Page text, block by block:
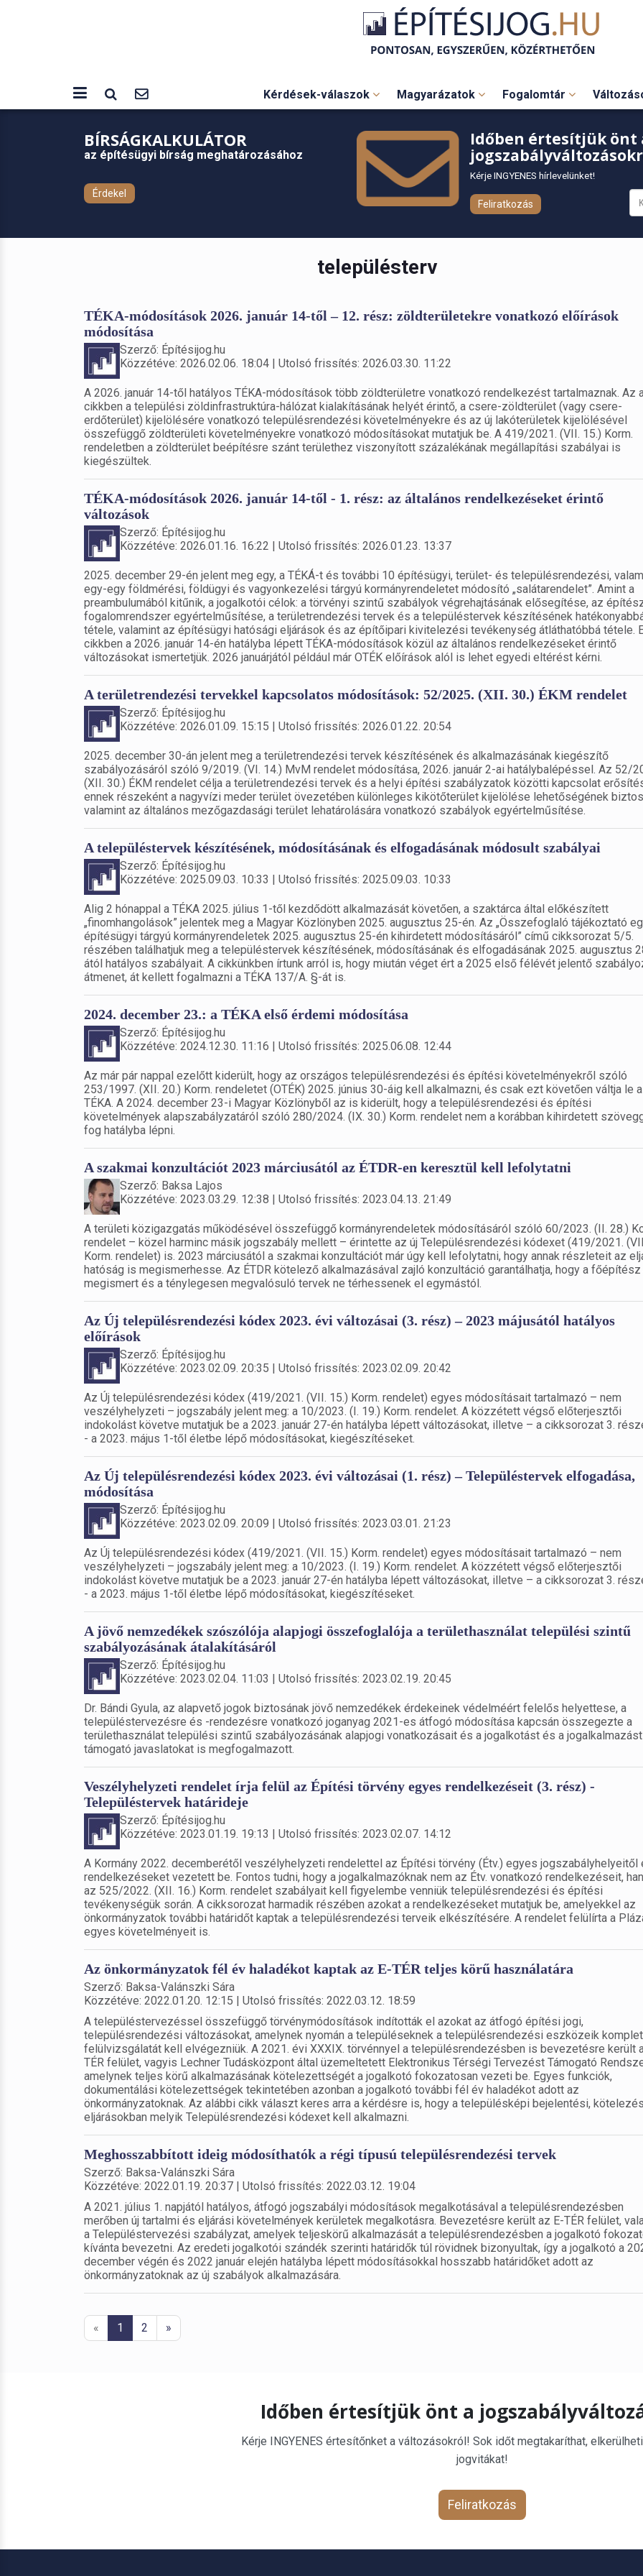
Kérdések-válaszok Magyarázatok Fogalomtár
BÍRSÁGKALKULÁTOR
az építésügyi bírság meghatározásához
Érdekel
Időben értesítjük önt
Kérje INGYENES hírlevelünket!
Feliratkozás
településterv
TÉKA-módosítások 2026. január 14-től – 12. rész: zöldterületekre vonatkozó előírások
módosítása
Szerző: Építésijog.hu
Közzétéve: 2026.02.06. 18:04 | Utolsó frissítés: 2026.03.30. 11:22
A 2026. január 14-től hatályos TÉKA-módosítások több zöldterületre vonatkozó rendelkezést tartalmaznak. Az
cikkben a települési zöldinfrastruktúra-hálózat kialakításának helyét érintő, a csere-zöldterület (vagy csere-
erdőterület) kijelölésére vonatkozó településrendezési követelményekre és az új lakóterületek kijelölésével
összefüggő zöldterületi követelményekre vonatkozó módosításokat mutatjuk be. A 419/2021. (VII. 15.) Korm.
rendeletben a zöldterület beépítésre szánt területhez viszonyított százalékának megállapítási szabályai is
kiegészültek.
TÉKA-módosítások 2026. január 14-től - 1. rész: az általános rendelkezéseket érintő
változások
Szerző: Építésijog.hu
Közzétéve: 2026.01.16. 16:22 | Utolsó frissítés: 2026.01.23. 13:37
2025. december 29-én jelent meg egy, a TÉKÁ-t és további 10 építésügyi, terület- és településrendezési,
egy-egy földmérési, földügyi és vagyonkezelési tárgyú kormányrendeletet módosító „salátarendelet”. Amint a
preambulumából kitűnik, a jogalkotói célok: a törvényi szintű szabályok végrehajtásának elősegítése, az
fogalomrendszer egyértelműsítése, a területrendezési tervek és a településtervek készítésének
tétele, valamint az építésügyi hatósági eljárások és az építőipari kivitelezési tevékenység átláthatóbbá tétele.
cikkben a 2026. január 14-én hatályba lépett TÉKA-módosítások közül az általános rendelkezéseket érintő
változásokat ismertetjük. 2026 januárjától például már OTÉK előírások alól is lehet egyedi eltérést kérni.
A területrendezési tervekkel kapcsolatos módosítások: 52/2025. (XII. 30.) ÉKM rendelet
Szerző: Építésijog.hu
Közzétéve: 2026.01.09. 15:15 | Utolsó frissítés: 2026.01.22. 20:54
2025. december 30-án jelent meg a területrendezési tervek készítésének és alkalmazásának kiegészítő
szabályozásáról szóló 9/2019. (VI. 14.) MvM rendelet módosítása, 2026. január 2-ai hatálybalépéssel. Az 52/
(XII. 30.) ÉKM rendelet célja a területrendezési tervek és a helyi építési szabályzatok közötti kapcsolat
ennek részeként a nagyvízi meder terület övezetében különleges kikötőterület kijelölése lehetőségének
valamint az általános mezőgazdasági terület lehatárolására vonatkozó szabályok egyértelműsítése.
A településtervek készítésének, módosításának és elfogadásának módosult szabályai
Szerző: Építésijog.hu
Közzétéve: 2025.09.03. 10:33 | Utolsó frissítés: 2025.09.03. 10:33
Alig 2 hónappal a TÉKA 2025. július 1-től kezdődött alkalmazását követően, a szaktárca által előkészített
„finomhangolások” jelentek meg a Magyar Közlönyben 2025. augusztus 25-én. Az „Összefoglaló tájékoztató
építésügyi tárgyú kormányrendeletek 2025. augusztus 25-én kihirdetett módosításáról” című cikksorozat 5/5.
részében találhatjuk meg a településtervek készítésének, módosításának és elfogadásának 2025. augusztus
ától hatályos szabályait. A cikkünkben írtunk arról is, hogy miután véget ért a 2025 első félévét jelentő
átmenet, át kellett fogalmazni a TÉKA 137/A. §-át is.
2024. december 23.: a TÉKA első érdemi módosítása
Szerző: Építésijog.hu
Közzétéve: 2024.12.30. 11:16 | Utolsó frissítés: 2025.06.08. 12:44
Az már pár nappal ezelőtt kiderült, hogy az országos településrendezési és építési követelményekről szóló
253/1997. (XII. 20.) Korm. rendeletet (OTÉK) 2025. június 30-áig kell alkalmazni, és csak ezt követően váltja le a
TÉKA. A 2024. december 23-i Magyar Közlönyből az is kiderült, hogy a településrendezési és építési
követelmények alapszabályzatáról szóló 280/2024. (IX. 30.) Korm. rendelet nem a korábban kihirdetett
fog hatályba lépni.
A szakmai konzultációt 2023 márciusától az ÉTDR-en keresztül kell lefolytatni
Szerző: Baksa Lajos
Közzétéve: 2023.03.29. 12:38 | Utolsó frissítés: 2023.04.13. 21:49
A területi közigazgatás működésével összefüggő kormányrendeletek módosításáról szóló 60/2023. (II. 28.)
rendelet – közel harminc másik jogszabály mellett – érintette az új Településrendezési kódexet (419/2021.
Korm. rendelet) is. 2023 márciusától a szakmai konzultációt már úgy kell lefolytatni, hogy annak részleteit az
hatóság is megismerhesse. Az ÉTDR kötelező alkalmazásával zajló konzultáció garantálhatja, hogy a
megismert és a ténylegesen megvalósuló tervek ne térhessenek el egymástól.
Az Új településrendezési kódex 2023. évi változásai (3. rész) – 2023 májusától hatályos
előírások
Szerző: Építésijog.hu
Közzétéve: 2023.02.09. 20:35 | Utolsó frissítés: 2023.02.09. 20:42
Az Új településrendezési kódex (419/2021. (VII. 15.) Korm. rendelet) egyes módosításait tartalmazó – nem
veszélyhelyzeti – jogszabály jelent meg: a 10/2023. (I. 19.) Korm. rendelet. A közzétett végső előterjesztői
indokolást követve mutatjuk be a 2023. január 27-én hatályba lépett változásokat, illetve – a cikksorozat 3.
- a 2023. május 1-től életbe lépő módosításokat, kiegészítéseket.
Az Új településrendezési kódex 2023. évi változásai (1. rész) – Településtervek elfogadása,
módosítása
Szerző: Építésijog.hu
Közzétéve: 2023.02.09. 20:09 | Utolsó frissítés: 2023.03.01. 21:23
Az Új településrendezési kódex (419/2021. (VII. 15.) Korm. rendelet) egyes módosításait tartalmazó – nem
veszélyhelyzeti – jogszabály jelent meg: a 10/2023. (I. 19.) Korm. rendelet. A közzétett végső előterjesztői
indokolást követve mutatjuk be a 2023. január 27-én hatályba lépett változásokat, illetve – a cikksorozat 3.
- a 2023. május 1-től életbe lépő módosításokat, kiegészítéseket.
A jövő nemzedékek szószólója alapjogi összefoglalója a területhasználat települési szintű
szabályozásának átalakításáról
Szerző: Építésijog.hu
Közzétéve: 2023.02.04. 11:03 | Utolsó frissítés: 2023.02.19. 20:45
Dr. Bándi Gyula, az alapvető jogok biztosának jövő nemzedékek érdekeinek védelméért felelős helyettese, a
településtervezésre és -rendezésre vonatkozó joganyag 2021-es átfogó módosítása kapcsán összegezte a
területhasználat települési szintű szabályozásának alapjogi vonatkozásait és a jogalkotást és a jogalkalmazást
támogató javaslatokat is megfogalmazott.
Veszélyhelyzeti rendelet írja felül az Építési törvény egyes rendelkezéseit (3. rész) -
Településtervek határideje
Szerző: Építésijog.hu
Közzétéve: 2023.01.19. 19:13 | Utolsó frissítés: 2023.02.07. 14:12
A Kormány 2022. decemberétől veszélyhelyzeti rendelettel az Építési törvény (Étv.) egyes jogszabályhelyeitől
rendelkezéseket vezetett be. Fontos tudni, hogy a jogalkalmazóknak nem az Étv. vonatkozó rendelkezéseit,
az 525/2022. (XII. 16.) Korm. rendelet szabályait kell figyelembe venniük településrendezési és építési
tevékenységük során. A cikksorozat harmadik részében azokat a rendelkezéseket mutatjuk be, amelyekkel az
önkormányzatok további határidőt kaptak a településrendezési terveik elkészítésére. A rendelet felülírta a
egyes követelményeit is.
Az önkormányzatok fél év haladékot kaptak az E-TÉR teljes körű használatára
Szerző: Baksa-Valánszki Sára
Közzétéve: 2022.01.20. 12:15 | Utolsó frissítés: 2022.03.12. 18:59
A településtervezéssel összefüggő törvénymódosítások indították el azokat az átfogó építési jogi,
településrendezési változásokat, amelynek nyomán a településeknek a településrendezési eszközeik
felülvizsgálatát kell elvégezniük. A 2021. évi XXXIX. törvénnyel a településrendezésben is bevezetésre került
TÉR felület, vagyis Lechner Tudásközpont által üzemeltetett Elektronikus Térségi Tervezést Támogató
amelynek teljes körű alkalmazásának kötelezettségét a jogalkotó fokozatosan vezeti be. Egyes funkciók,
dokumentálási kötelezettségek tekintetében azonban a jogalkotó további fél év haladékot adott az
önkormányzatoknak. Az alábbi cikk választ keres arra a kérdésre is, hogy a településképi bejelentési,
eljárásokban melyik Településrendezési kódexet kell alkalmazni.
Meghosszabbított ideig módosíthatók a régi típusú településrendezési tervek
Szerző: Baksa-Valánszki Sára
Közzétéve: 2022.01.19. 20:37 | Utolsó frissítés: 2022.03.12. 19:04
A 2021. július 1. napjától hatályos, átfogó jogszabályi módosítások megalkotásával a településrendezésben
merőben új tartalmi és eljárási követelmények kerületek megalkotásra. Bevezetésre került az E-TÉR felület,
a Településtervezési szabályzat, amelyek teljeskörű alkalmazását a településrendezésben a jogalkotó
kívánta bevezetni. Az eredeti jogalkotói szándék szerinti határidők túl rövidnek bizonyultak, így a jogalkotó a
december végén és 2022 január elején hatályba lépett módosításokkal hosszabb határidőket adott az
önkormányzatoknak az új szabályok alkalmazására.
« 1 2 »
Időben értesítjük önt a
Kérje INGYENES értesítőnket a változásokról! Sok időt megtakaríthat,
jogvitákat!
Feliratkozás